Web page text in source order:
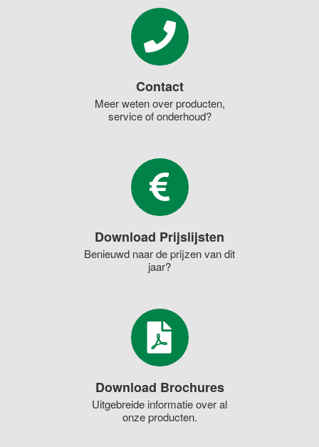
Contact
Meer weten over producten,
service of onderhoud?
Download Prijslijsten
Benieuwd naar de prijzen van dit
jaar?
Download Brochures
Uitgebreide informatie over al
onze producten.